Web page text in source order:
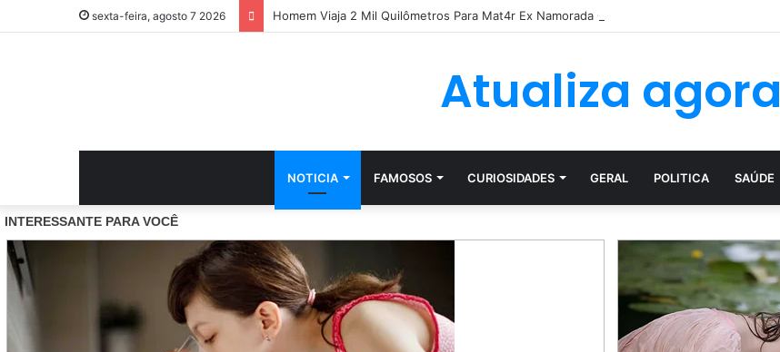
sexta-feira, agosto 7 2026 Homem Viaja 2 Mil Quilômetros Para Mat4r Ex Namorada Que…Ver mais
Atualiza agora
NOTICIA FAMOSOS CURIOSIDADES GERAL POLITICA SAÚDE